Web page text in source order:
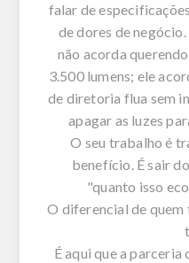
falar de
de dores de
não acorda
3.500 lumens; ele
de diretoria flua sem
apagar as luzes
O seu trabalho é
benefício. É sair
"quanto isso
O diferencial de
É aqui que a parceria